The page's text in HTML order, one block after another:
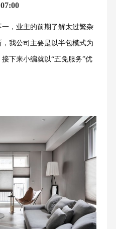
，业主的前期了解太过繁杂
我公司主要是以半包模式为
下来小编就以“五免服务”优